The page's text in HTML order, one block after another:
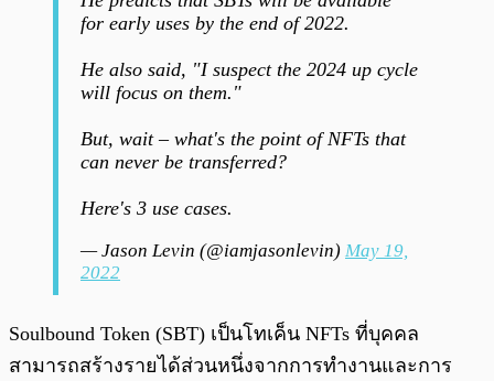
for early uses by the end of 2022.
He also said, "I suspect the 2024 up cycle
will focus on them."
But, wait – what's the point of NFTs that
can never be transferred?
Here's 3 use cases.
— Jason Levin (@iamjasonlevin) May 19,
2022
Soulbound Token (SBT) เป็นโทเค็น NFTs ที่บุคคล
สามารถสร้างรายได้ส่วนหนึ่งจากการทำงานและการ